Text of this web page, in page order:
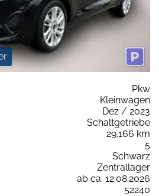
Pkw
Kleinwagen
Dez / 2023
Schaltgetriebe
29.166 km
5
Schwarz
Zentrallager
ab ca. 12.08.2026
52240